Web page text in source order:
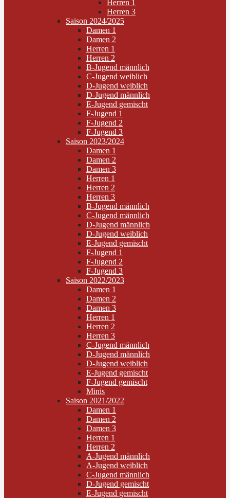
Herren 1
Herren 3
Saison 2024/2025
Damen 1
Damen 2
Herren 1
Herren 2
B-Jugend männlich
C-Jugend weiblich
D-Jugend weiblich
D-Jugend männlich
E-Jugend gemischt
F-Jugend 1
F-Jugend 2
F-Jugend 3
Saison 2023/2024
Damen 1
Damen 2
Damen 3
Herren 1
Herren 2
Herren 3
B-Jugend männlich
C-Jugend männlich
D-Jugend männlich
D-Jugend weiblich
E-Jugend gemischt
F-Jugend 1
F-Jugend 2
F-Jugend 3
Saison 2022/2023
Damen 1
Damen 2
Damen 3
Herren 1
Herren 2
Herren 3
C-Jugend männlich
D-Jugend männlich
D-Jugend weiblich
E-Jugend gemischt
F-Jugend gemischt
Minis
Saison 2021/2022
Damen 1
Damen 2
Damen 3
Herren 1
Herren 2
A-Jugend männlich
A-Jugend weiblich
C-Jugend männlich
D-Jugend gemischt
E-Jugend gemischt